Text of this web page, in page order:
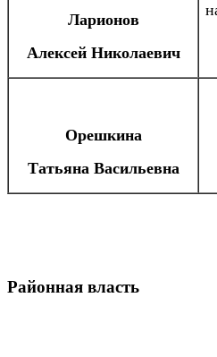
Ларионов
Алексей Николаевич
Орешкина
Татьяна Васильевна
Районная власть